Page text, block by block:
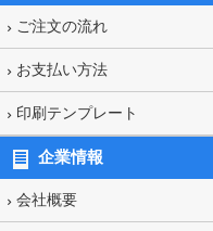
ご注文の流れ
お支払い方法
印刷テンプレート
企業情報
会社概要